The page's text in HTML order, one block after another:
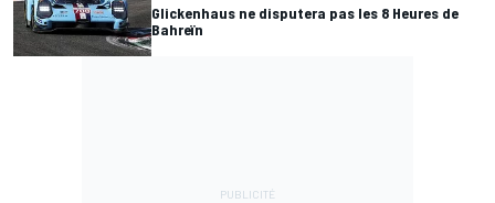
Glickenhaus ne disputera pas les 8 Heures de
Bahreïn